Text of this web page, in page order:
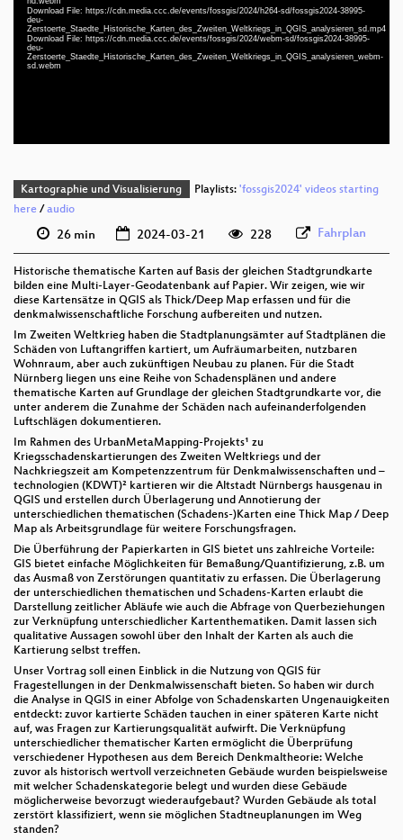
Download File: https://cdn.media.ccc.de/events/fossgis/2024/h264-sd/fossgis2024-38995-
deu-
Zerstoerte_Staedte_Historische_Karten_des_Zweiten_Weltkriegs_in_QGIS_analysieren_sd.mp4
Download File: https://cdn.media.ccc.de/events/fossgis/2024/webm-sd/fossgis2024-38995-
deu-
Zerstoerte_Staedte_Historische_Karten_des_Zweiten_Weltkriegs_in_QGIS_analysieren_webm-
sd.webm
deu 1080p (mp4)
deu 1080p (webm)
Kartographie und Visualisierung Playlists: 'fossgis2024' videos starting
here /audio
26 min 2024-03-21 228 Fahrplan
Historische thematische Karten auf Basis der gleichen Stadtgrundkarte
bilden eine Multi-Layer-Geodatenbank auf Papier. Wir zeigen, wie wir
diese Kartensätze in QGIS als Thick/Deep Map erfassen und für die
denkmalwissenschaftliche Forschung aufbereiten und nutzen.
Im Zweiten Weltkrieg haben die Stadtplanungsämter auf Stadtplänen die
Schäden von Luftangriffen kartiert, um Aufräumarbeiten, nutzbaren
Wohnraum, aber auch zukünftigen Neubau zu planen. Für die Stadt
Nürnberg liegen uns eine Reihe von Schadensplänen und andere
thematische Karten auf Grundlage der gleichen Stadtgrundkarte vor, die
unter anderem die Zunahme der Schäden nach aufeinanderfolgenden
Luftschlägen dokumentieren.
Im Rahmen des UrbanMetaMapping-Projekts¹ zu
Kriegsschadenskartierungen des Zweiten Weltkriegs und der
Nachkriegszeit am Kompetenzzentrum für Denkmalwissenschaften und –
technologien (KDWT)² kartieren wir die Altstadt Nürnbergs hausgenau in
QGIS und erstellen durch Überlagerung und Annotierung der
unterschiedlichen thematischen (Schadens-)Karten eine Thick Map / Deep
Map als Arbeitsgrundlage für weitere Forschungsfragen.
Die Überführung der Papierkarten in GIS bietet uns zahlreiche Vorteile:
GIS bietet einfache Möglichkeiten für Bemaßung/Quantifizierung, z.B. um
das Ausmaß von Zerstörungen quantitativ zu erfassen. Die Überlagerung
der unterschiedlichen thematischen und Schadens-Karten erlaubt die
Darstellung zeitlicher Abläufe wie auch die Abfrage von Querbeziehungen
zur Verknüpfung unterschiedlicher Kartenthematiken. Damit lassen sich
qualitative Aussagen sowohl über den Inhalt der Karten als auch die
Kartierung selbst treffen.
Unser Vortrag soll einen Einblick in die Nutzung von QGIS für
Fragestellungen in der Denkmalwissenschaft bieten. So haben wir durch
die Analyse in QGIS in einer Abfolge von Schadenskarten Ungenauigkeiten
entdeckt: zuvor kartierte Schäden tauchen in einer späteren Karte nicht
auf, was Fragen zur Kartierungsqualität aufwirft. Die Verknüpfung
unterschiedlicher thematischer Karten ermöglicht die Überprüfung
verschiedener Hypothesen aus dem Bereich Denkmaltheorie: Welche
zuvor als historisch wertvoll verzeichneten Gebäude wurden beispielsweise
mit welcher Schadenskategorie belegt und wurden diese Gebäude
möglicherweise bevorzugt wiederaufgebaut? Wurden Gebäude als total
zerstört klassifiziert, wenn sie möglichen Stadtneuplanungen im Weg
standen?